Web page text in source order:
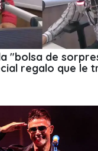
"bolsa de
regalo que le